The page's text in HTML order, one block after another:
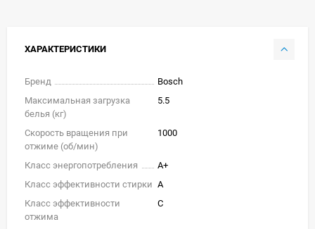
ХАРАКТЕРИСТИКИ
Бренд
Bosch
Максимальная загрузка
белья (кг)
5.5
Скорость вращения при
отжиме (об/мин)
1000
Класс энергопотребления
A+
Класс эффективности стирки A
Класс эффективности
отжима
C